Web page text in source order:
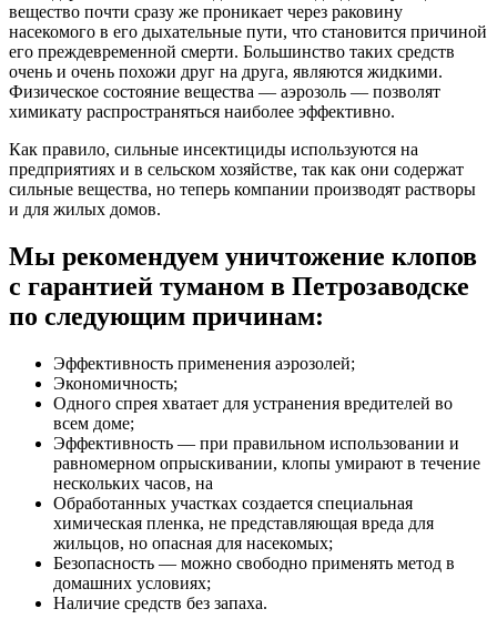
вещество почти сразу же проникает через раковину
насекомого в его дыхательные пути, что становится причиной
его преждевременной смерти. Большинство таких средств
очень и очень похожи друг на друга, являются жидкими.
Физическое состояние вещества — аэрозоль — позволят
химикату распространяться наиболее эффективно.
Как правило, сильные инсектициды используются на
предприятиях и в сельском хозяйстве, так как они содержат
сильные вещества, но теперь компании производят растворы
и для жилых домов.
Мы рекомендуем уничтожение клопов
с гарантией туманом в Петрозаводске
по следующим причинам:
Эффективность применения аэрозолей;
Экономичность;
Одного спрея хватает для устранения вредителей во
всем доме;
Эффективность — при правильном использовании и
равномерном опрыскивании, клопы умирают в течение
нескольких часов, на
Обработанных участках создается специальная
химическая пленка, не представляющая вреда для
жильцов, но опасная для насекомых;
Безопасность — можно свободно применять метод в
домашних условиях;
Наличие средств без запаха.